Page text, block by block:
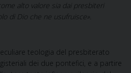
alto valore sia dai presbiteri
di Dio che ne usufruisce».
teologia del presbiterato
dei due pontefici, e a partire